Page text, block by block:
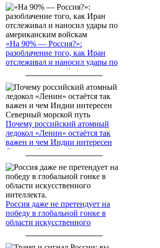
«На 90% — Россия?»:
разоблачение того, как Иран
отслеживал и наносил удары по
американским войскам
Почему российский атомный
ледокол «Ленин» остаётся так
важен и чем Индии интересен
Северный морской путь
Россия даже не претендует на
победу в глобальной гонке в
области искусственного